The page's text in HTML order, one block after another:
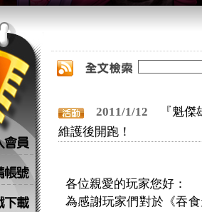
2011/1/12
『魁
維護後開跑！
各位親愛的玩家您好：
為感謝玩家們對於《吞